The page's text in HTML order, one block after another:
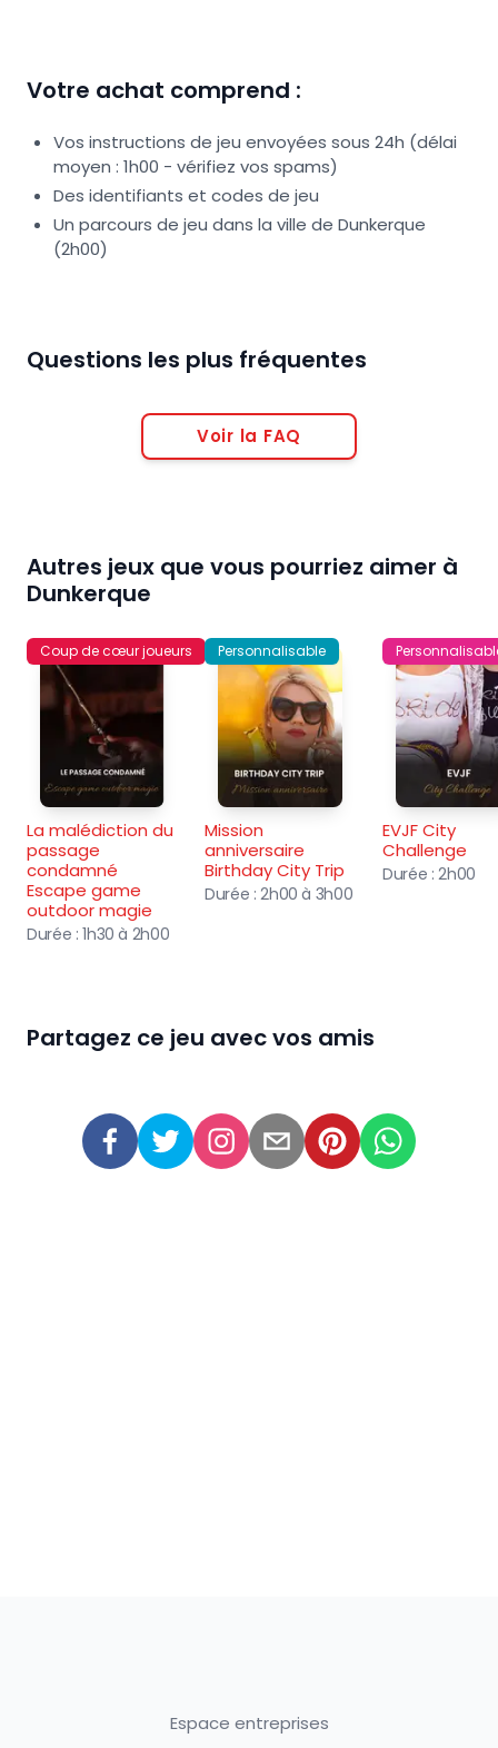
Votre achat comprend :
Vos instructions de jeu envoyées sous 24h (délai
moyen : 1h00 - vérifiez vos spams)
Des identifiants et codes de jeu
Un parcours de jeu dans la ville de Dunkerque
(2h00)
Questions les plus fréquentes
Voir la FAQ
Autres jeux que vous pourriez aimer à
Dunkerque
Coup de cœur joueurs
La malédiction du
passage
condamné
Escape game
outdoor magie
Durée :1h30 à 2h00
Personnalisable
Mission
anniversaire
Birthday City Trip
Durée :2h00 à 3h00
EVJF City
Challenge
Durée :2h00
Partagez ce jeu avec vos amis
Espace entreprises